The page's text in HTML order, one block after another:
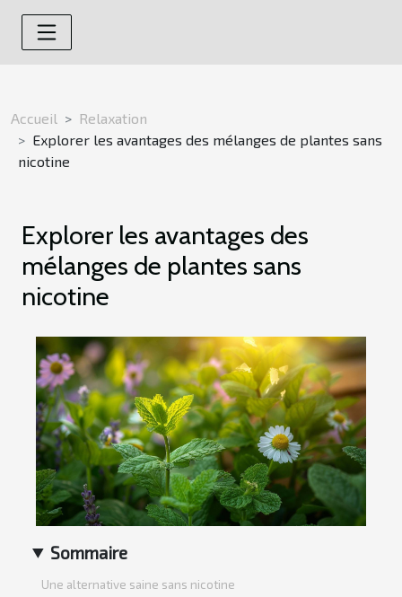
Accueil
Relaxation
Explorer les avantages des mélanges de plantes sans
nicotine
Explorer les avantages des
mélanges de plantes sans
nicotine
Sommaire
Une alternative saine sans nicotine